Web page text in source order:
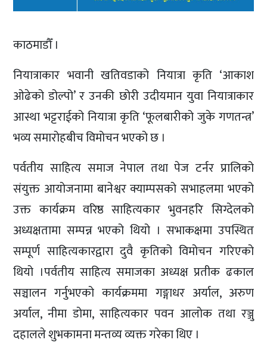
काठमाडौँ ।
नियात्राकार भवानी खतिवडाको नियात्रा कृति ‘आकाश
ओढेको डोल्पो’ र उनकी छोरी उदीयमान युवा नियात्राकार
आस्था भट्टराईको नियात्रा कृति ‘फूलबारीको जुके गणतन्त्र’
भव्य समारोहबीच विमोचन भएको छ ।
पर्वतीय साहित्य समाज नेपाल तथा पेज टर्नर प्रालिको
संयुक्त आयोजनामा बानेश्वर क्याम्पसको सभाहलमा भएको
उक्त कार्यक्रम वरिष्ठ साहित्यकार भुवनहरि सिग्देलको
अध्यक्षतामा सम्पन्न भएको थियो । सभाकक्षमा उपस्थित
सम्पूर्ण साहित्यकारद्वारा दुवै कृतिको विमोचन गरिएको
थियो ।पर्वतीय साहित्य समाजका अध्यक्ष प्रतीक ढकाल
सञ्चालन गर्नुभएको कार्यक्रममा गङ्गाधर अर्याल, अरुण
अर्याल, नीमा डोमा, साहित्यकार पवन आलोक तथा रञ्जु
दहालले शुभकामना मन्तव्य व्यक्त गरेका थिए ।